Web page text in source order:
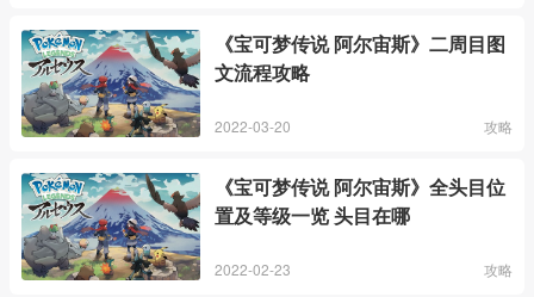
《宝可梦传说 阿尔宙斯》二周目图
文流程攻略
2022-03-20 攻略
《宝可梦传说 阿尔宙斯》全头目位
置及等级一览 头目在哪
2022-02-23 攻略